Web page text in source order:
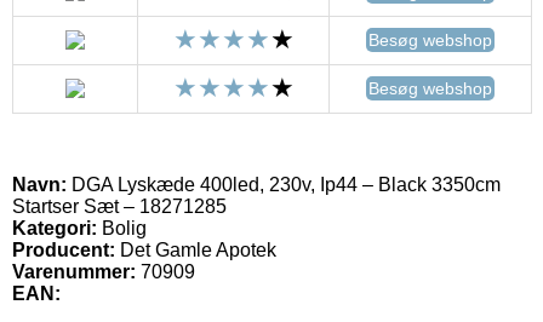
Besøg webshop
Besøg webshop
Navn: DGA Lyskæde 400led, 230v, Ip44 – Black 3350cm
Startser Sæt – 18271285
Kategori: Bolig
Producent: Det Gamle Apotek
Varenummer: 70909
EAN: